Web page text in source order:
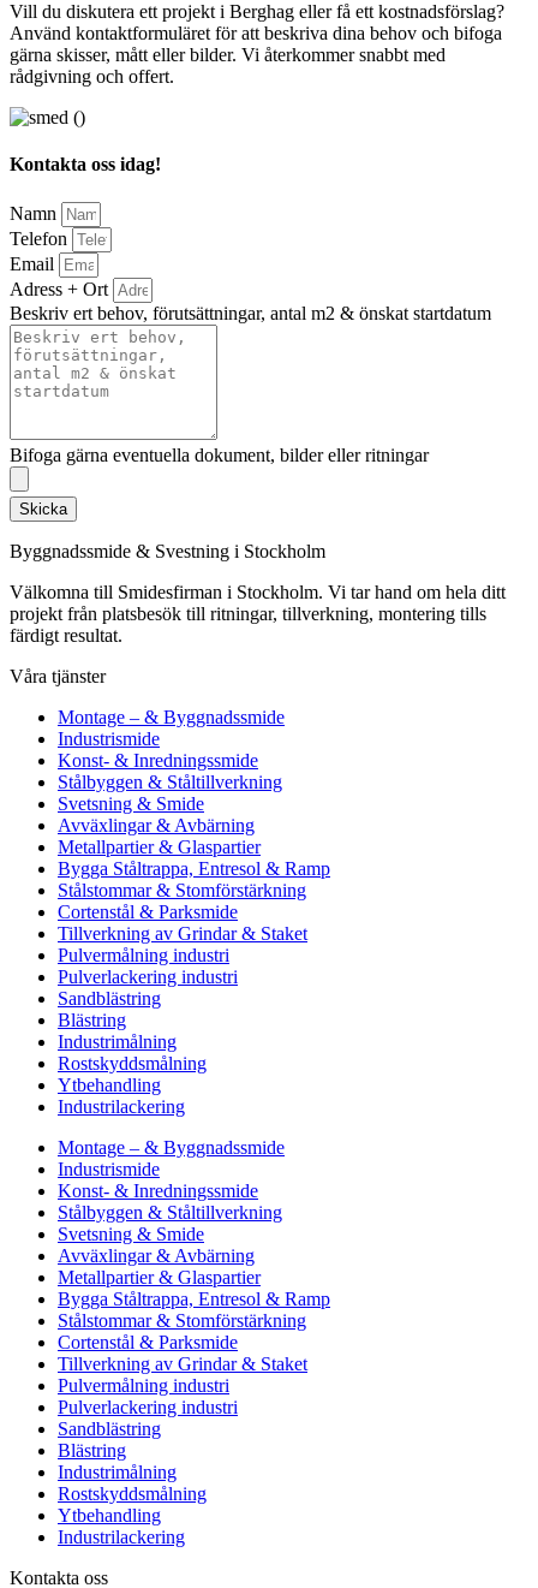
Vill du diskutera ett projekt i Berghag eller få ett kostnadsförslag?
Använd kontaktformuläret för att beskriva dina behov och bifoga
gärna skisser, mått eller bilder. Vi återkommer snabbt med
rådgivning och offert.
Kontakta oss idag!
Namn
Telefon
Email
Adress + Ort
Beskriv ert behov, förutsättningar, antal m2 & önskat startdatum
Bifoga gärna eventuella dokument, bilder eller ritningar
Skicka
Byggnadssmide & Svestning i Stockholm
Välkomna till Smidesfirman i Stockholm. Vi tar hand om hela ditt
projekt från platsbesök till ritningar, tillverkning, montering tills
färdigt resultat.
Våra tjänster
Montage – & Byggnadssmide
Industrismide
Konst- & Inredningssmide
Stålbyggen & Ståltillverkning
Svetsning & Smide
Avväxlingar & Avbärning
Metallpartier & Glaspartier
Bygga Ståltrappa, Entresol & Ramp
Stålstommar & Stomförstärkning
Cortenstål & Parksmide
Tillverkning av Grindar & Staket
Pulvermålning industri
Pulverlackering industri
Sandblästring
Blästring
Industrimålning
Rostskyddsmålning
Ytbehandling
Industrilackering
Montage – & Byggnadssmide
Industrismide
Konst- & Inredningssmide
Stålbyggen & Ståltillverkning
Svetsning & Smide
Avväxlingar & Avbärning
Metallpartier & Glaspartier
Bygga Ståltrappa, Entresol & Ramp
Stålstommar & Stomförstärkning
Cortenstål & Parksmide
Tillverkning av Grindar & Staket
Pulvermålning industri
Pulverlackering industri
Sandblästring
Blästring
Industrimålning
Rostskyddsmålning
Ytbehandling
Industrilackering
Kontakta oss